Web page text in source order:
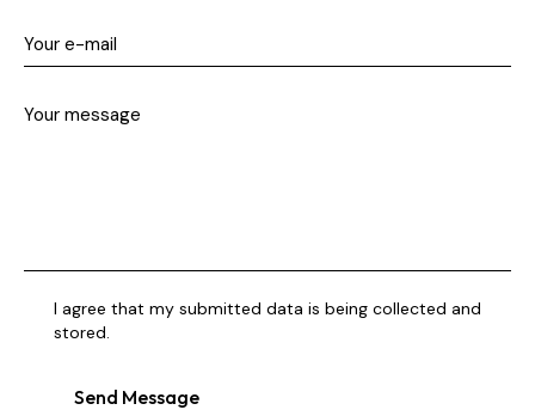
I agree that my submitted data is being collected and
stored.
Send Message